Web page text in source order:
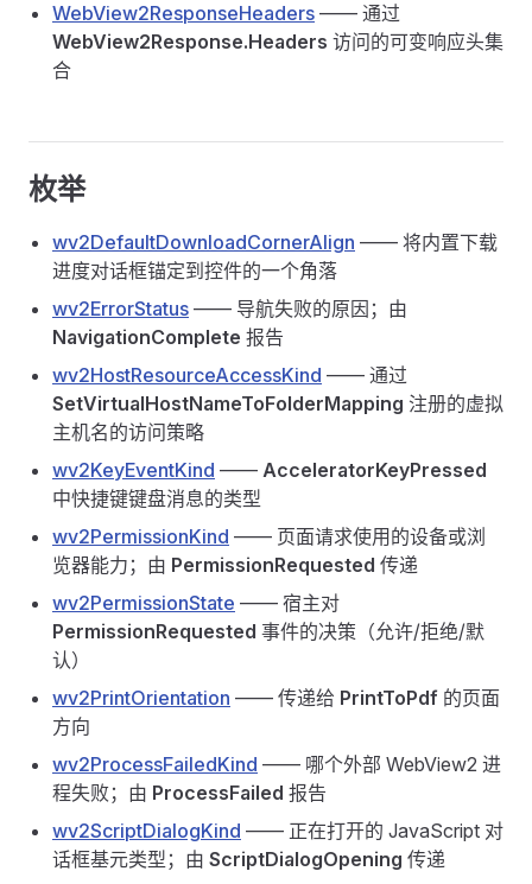
WebView2ResponseHeaders —— 通过
WebView2Response.Headers 访问的可变响应头集
合
枚举
wv2DefaultDownloadCornerAlign —— 将内置下载
进度对话框锚定到控件的一个角落
wv2ErrorStatus —— 导航失败的原因；由
NavigationComplete 报告
wv2HostResourceAccessKind —— 通过
SetVirtualHostNameToFolderMapping 注册的虚拟
主机名的访问策略
wv2KeyEventKind —— AcceleratorKeyPressed
中快捷键键盘消息的类型
wv2PermissionKind —— 页面请求使用的设备或浏
览器能力；由 PermissionRequested 传递
wv2PermissionState —— 宿主对
PermissionRequested 事件的决策（允许/拒绝/默
认）
wv2PrintOrientation —— 传递给 PrintToPdf 的页面
方向
wv2ProcessFailedKind —— 哪个外部 WebView2 进
程失败；由 ProcessFailed 报告
wv2ScriptDialogKind —— 正在打开的 JavaScript 对
话框基元类型；由 ScriptDialogOpening 传递